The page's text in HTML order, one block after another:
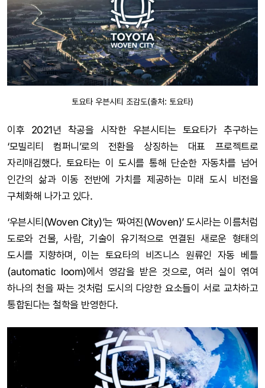
토요타 우븐시티 조감도(출처: 토요타)
이후 2021년 착공을 시작한 우븐시티는 토요타가 추구하는
‘모빌리티 컴퍼니’로의 전환을 상징하는 대표 프로젝트로
자리매김했다. 토요타는 이 도시를 통해 단순한 자동차를 넘어
인간의 삶과 이동 전반에 가치를 제공하는 미래 도시 비전을
구체화해 나가고 있다.
‘우븐시티(Woven City)’는 ‘짜여진(Woven)’ 도시라는 이름처럼
도로와 건물, 사람, 기술이 유기적으로 연결된 새로운 형태의
도시를 지향하며, 이는 토요타의 비즈니스 원류인 자동 베틀
(automatic loom)에서 영감을 받은 것으로, 여러 실이 엮여
하나의 천을 짜는 것처럼 도시의 다양한 요소들이 서로 교차하고
통합된다는 철학을 반영한다.